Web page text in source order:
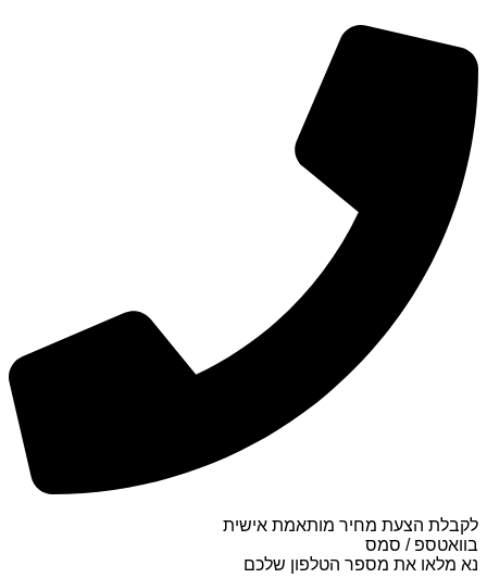
לקבלת הצעת מחיר מותאמת אישית
בוואטספ / סמס
נא מלאו את מספר הטלפון שלכם